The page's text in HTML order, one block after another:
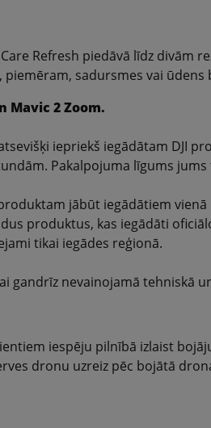
Refresh piedāvā līdz divām
piemēram, sadursmes vai ūdens
Mavic 2 Zoom.
iepriekš iegādātam DJI
Pakalpojuma līgums
jābūt iegādātiem
produktus, kas iegādāti
tikai iegādes reģionā.
gandrīz nevainojamā tehniskā
iespēju pilnībā izlaist
dronu uzreiz pēc bojātā